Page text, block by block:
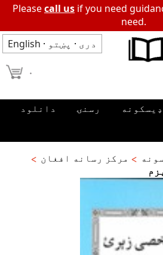
Pleasecall us if you need
need.
English · دری · پښتو
۰
ډیسکونه رسنۍ
دانلود
مرکز رسانه افغان